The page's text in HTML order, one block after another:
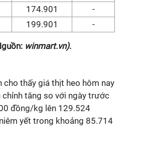
174.901
-
199.901 -
winmart.vn).
thấy giá thịt heo hôm nay
chỉnh tăng so với ngày trước
đồng/kg lên 129.524
yết trong khoảng 85.714